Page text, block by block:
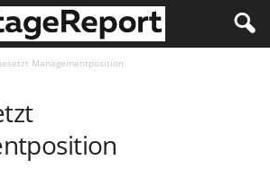
Managementposition